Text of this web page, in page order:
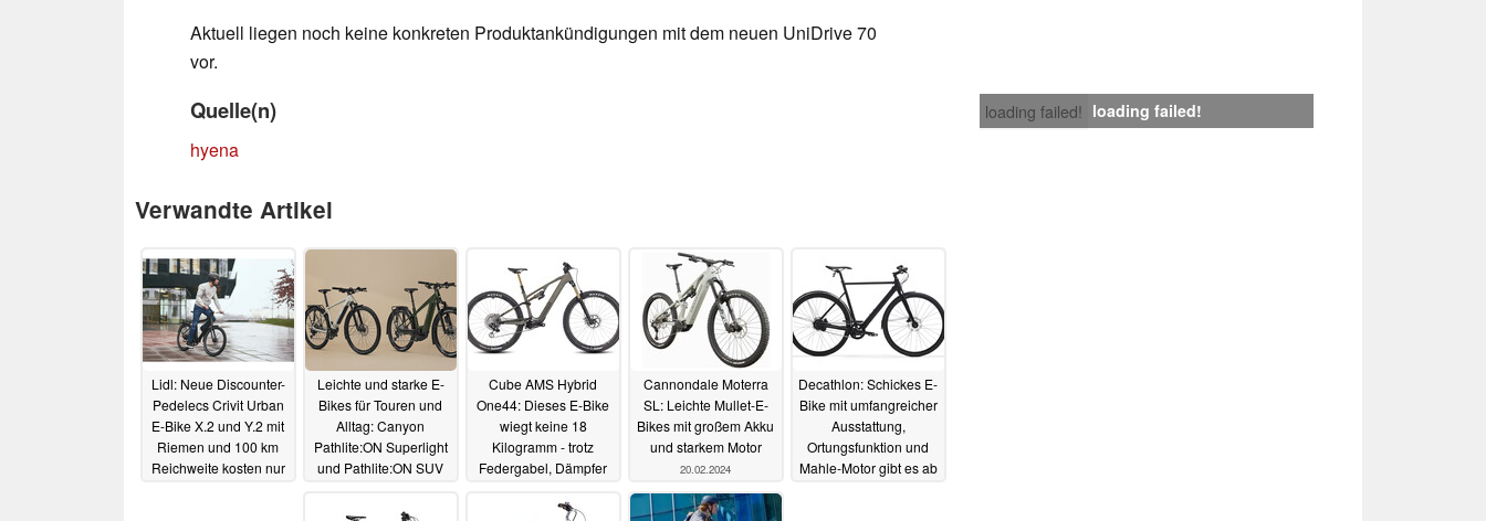
Aktuell liegen noch keine konkreten Produktankündigungen mit dem neuen UniDrive 70
vor.
loading failed! loading failed!
Quelle(n)
hyena
Verwandte Artikel
Lidl: Neue Discounter-
Pedelecs Crivit Urban
E-Bike X.2 und Y.2 mit
Riemen und 100 km
Reichweite kosten nur
Leichte und starke E-
Bikes für Touren und
Alltag: Canyon
Pathlite:ON Superlight
und Pathlite:ON SUV
Cube AMS Hybrid
One44: Dieses E-Bike
wiegt keine 18
Kilogramm - trotz
Federgabel, Dämpfer
21.02.2024
Cannondale Moterra
SL: Leichte Mullet-E-
Bikes mit großem Akku
und starkem Motor
20.02.2024
Decathlon: Schickes E-
Bike mit umfangreicher
Ausstattung,
Ortungsfunktion und
Mahle-Motor gibt es ab